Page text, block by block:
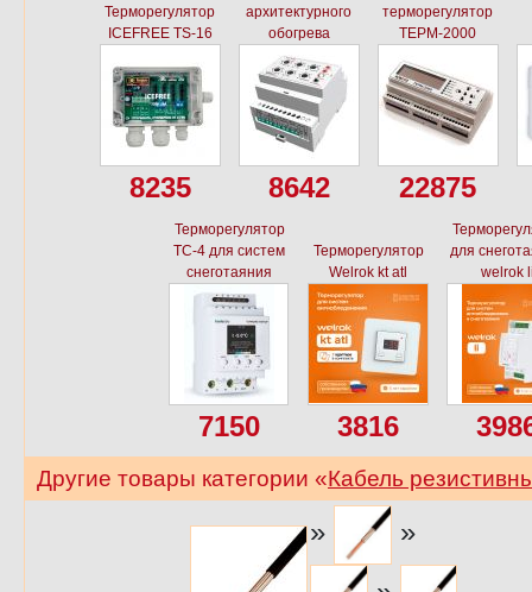
Терморегулятор
ICEFREE TS-16
8235
архитектурного
обогрева
8642
терморегулятор
ТЕРМ-2000
22875
Терморегулятор
ТС-4 для систем
снеготаяния
7150
Терморегулятор
Welrok kt atl
3816
для
welrok
Другие товары категории «Кабель
»
»